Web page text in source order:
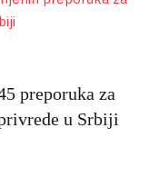
preporuka za
u Srbiji